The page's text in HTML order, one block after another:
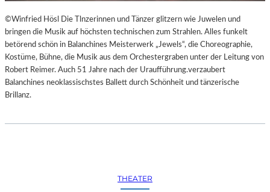
©Winfried Hösl Die Tlnzerinnen und Tänzer glitzern wie Juwelen und
bringen die Musik auf höchsten technischen zum Strahlen. Alles funkelt
betörend schön in Balanchines Meisterwerk „Jewels“, die Choreographie,
Kostüme, Bühne, die Musik aus dem Orchestergraben unter der Leitung von
Robert Reimer. Auch 51 Jahre nach der Uraufführung.verzaubert
Balanchines neoklassischstes Ballett durch Schönheit und tänzerische
Brillanz.
THEATER